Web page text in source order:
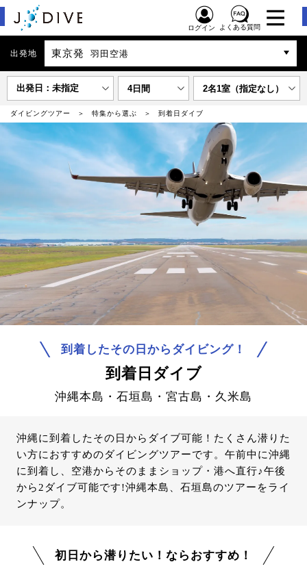
ログイン よくある質問
出発地 東京発 羽田空港
出発日：未指定 4日間 2名1室（指定なし）
ダイビングツアー 特集から選ぶ 到着日ダイブ
到着したその日からダイビング！
到着日ダイブ
沖縄本島・石垣島・宮古島・久米島
沖縄に到着したその日からダイブ可能！たくさん潜りた
い方におすすめのダイビングツアーです。午前中に沖縄
に到着し、空港からそのままショップ・港へ直行♪午後
から2ダイブ可能です!沖縄本島、石垣島のツアーをライ
ンナップ。
初日から潜りたい！ならおすすめ！